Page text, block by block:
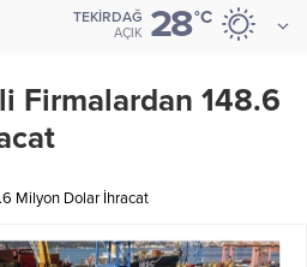
TEKIRDAĞ
AÇIK 28°C
Firmalardan 148.6
Milyon Dolar İhracat